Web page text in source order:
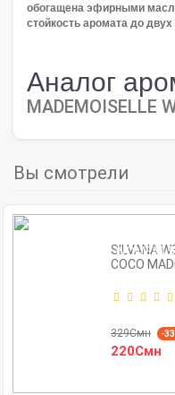
обогащена эфирными
стойкость аромата до двух
Аналог
MADEMOISELLE
Вы смотрели
SILVANA
COCO
329Смн -
220Смн